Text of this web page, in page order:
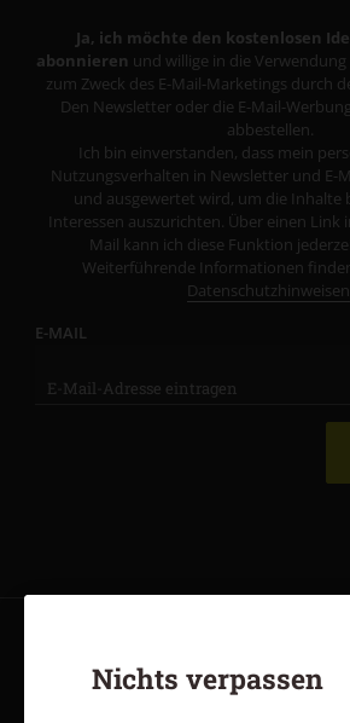
Ja, ich möchte den kostenlosen
abonnieren und willige in die
zum Zweck des E-Mail-Marketings durch
Den Newsletter oder die E-Mail-
abbestellen.
Ich bin einverstanden, dass mein
Nutzungsverhalten in Newsletter und E-
und ausgewertet wird, um die Inhalte
Interessen auszurichten. Über einen Link
Mail kann ich diese Funktion
Weiterführende Informationen
Datenschutzhinweisen
E-MAIL
Impressum
Nichts verpassen